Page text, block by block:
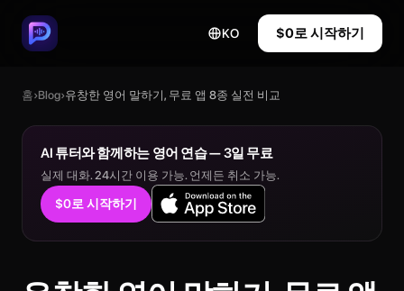
KO $0로 시작하기
홈›Blog›유창한 영어 말하기, 무료 앱 8종 실전 비교
AI 튜터와 함께하는 영어 연습 — 3일 무료
실제 대화. 24시간 이용 가능. 언제든 취소 가능.
$0로 시작하기